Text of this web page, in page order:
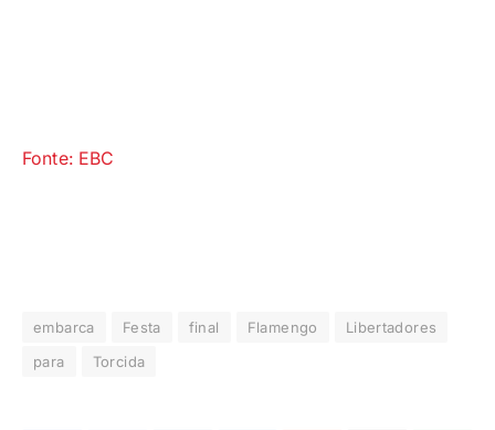
Fonte: EBC
embarca Festa final Flamengo
Libertadores
para
Torcida